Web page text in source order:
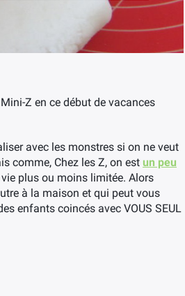
Z en ce début de vacances
avec les monstres si on ne veut
comme, Chez les Z, on est un peu
plus ou moins limitée. Alors
à la maison et qui peut vous
enfants coincés avec VOUS SEUL